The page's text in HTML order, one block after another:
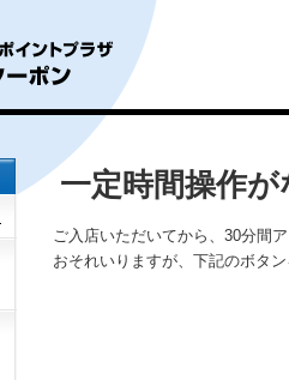
一定時間操作
ご入店いただいてから、30分間
おそれいりますが、下記のボタ